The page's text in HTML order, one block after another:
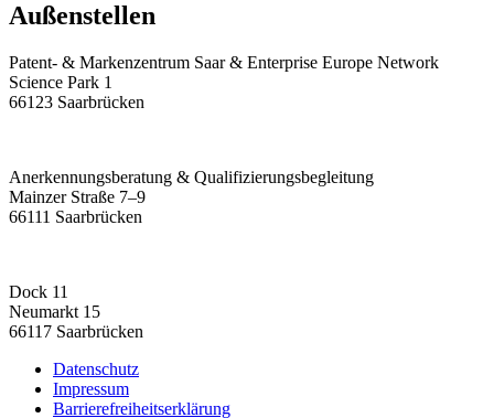
Außenstellen
Patent- & Markenzentrum Saar & Enterprise Europe Network
Science Park 1
66123 Saarbrücken
Anerkennungsberatung & Qualifizierungsbegleitung
Mainzer Straße 7–9
66111 Saarbrücken
Dock 11
Neumarkt 15
66117 Saarbrücken
Datenschutz
Impressum
Barrierefreiheitserklärung